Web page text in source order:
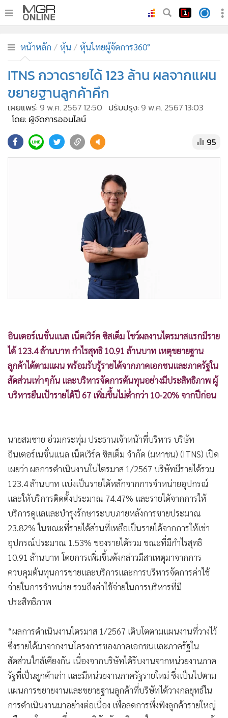
ทันเหตุการณ์
• ภาคใต้
Online Section
บันเทิง
• ผู้จัดการรายวัน
• คอลัมนิสต์
Good health & Well-being
Green Innovation & SD
• กีฬา
• ต่างประเทศ
• Special Scoop
• เศรษฐกิจ-ธุรกิจ
• จีน
อาชญากรรม
•
Motoring
• เกม
• วิทยาศาสตร์
• SMEs
• หุ้น
• อินโดจีน
• กองทุนรวม
• Celeb Online
• Factcheck
• ญี่ปุ่น
• News1
หน้าหลัก หุ้น หุ้นไทยผู้จัดการ360°
ITNS กวาดรายได้ 123 ล้าน ผลจากแผน
ขยายฐานลูกค้าคึก
เผยแพร่: 9 พ.ค. 2567 12:50 ปรับปรุง: 9 พ.ค. 2567 13:03
โดย: ผู้จัดการออนไลน์
95
อินเตอร์เนชั่นแนล เน็ตเวิร์ค ซิสเต็ม โชว์ผลงานไตรมาสแรกมีราย
ได้ 123.4 ล้านบาท กำไรสุทธิ 10.91 ล้านบาท เหตุขยายฐาน
ลูกค้าได้ตามแผน พร้อมรับรู้รายได้จากภาคเอกชนและภาครัฐใน
สัดส่วนเท่าๆกัน และบริหารจัดการต้นทุนอย่างมีประสิทธิภาพ ผู้
บริหารยืนเป้ารายได้ปี 67 เพิ่มขึ้นไม่ต่ำกว่า 10-20% จากปีก่อน
นายสมชาย อ่วมกระทุ่ม ประธานเจ้าหน้าที่บริหาร บริษัท
อินเตอร์เนชั่นแนล เน็ตเวิร์ค ซิสเต็ม จำกัด (มหาชน) (ITNS) เปิด
เผยว่า ผลการดำเนินงานในไตรมาส 1/2567 บริษัทมีรายได้รวม
123.4 ล้านบาท แบ่งเป็นรายได้หลักจากการจำหน่ายอุปกรณ์
และให้บริการติดตั้งประมาณ 74.47% และรายได้จากการให้
บริการดูแลและบำรุงรักษาระบบภายหลังการขายประมาณ
23.82% ในขณะที่รายได้ส่วนที่เหลือเป็นรายได้จากการให้เช่า
อุปกรณ์ประมาณ 1.53% ของรายได้รวม ขณะที่มีกำไรสุทธิ
10.91 ล้านบาท โดยการเพิ่มขึ้นดังกล่าวมีสาเหตุมาจากการ
ควบคุมต้นทุนการขายและบริการและการบริหารจัดการค่าใช้
จ่ายในการจำหน่าย รวมถึงค่าใช้จ่ายในการบริหารที่มี
ประสิทธิภาพ
“ผลการดำเนินงานไตรมาส 1/2567 เติบโตตามแผนงานที่วางไว้
ซึ่งรายได้มาจากงานโครงการของภาคเอกชนและภาครัฐใน
สัดส่วนใกล้เคียงกัน เนื่องจากบริษัทได้รับงานจากหน่วยงานภาค
รัฐที่เป็นลูกค้าเก่า และมีหน่วยงานภาครัฐรายใหม่ ซึ่งเป็นไปตาม
แผนการขยายงานและขยายฐานลูกค้าที่บริษัทได้วางกลยุทธ์ใน
การดำเนินงานมาอย่างต่อเนื่อง เพื่อลดการพึ่งพิงลูกค้ารายใหญ่